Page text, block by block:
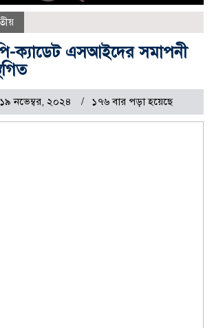
ক্যাডেট এসআইদের সমাপনী
১৯ নভেম্বর, ২০২৪ ১৭৬ বার পড়া হয়েছে